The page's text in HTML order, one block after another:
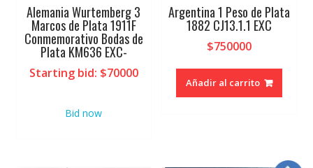
Alemania Wurtemberg 3
Marcos de Plata 1911F
Conmemorativo Bodas de
Plata KM636 EXC-
Starting bid: $70000
Bid now
Argentina 1 Peso de Plata
1882 CJ13.1.1 EXC
$750000
Añadir al carrito